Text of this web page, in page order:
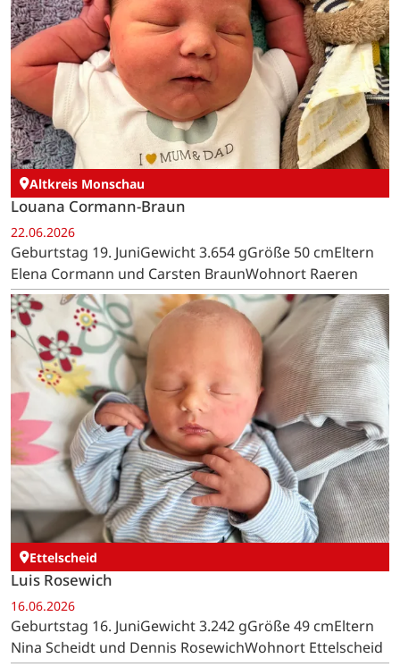
Altkreis Monschau
Louana Cormann-Braun
22.06.2026
Geburtstag 19. JuniGewicht 3.654 gGröße 50 cmEltern
Elena Cormann und Carsten BraunWohnort Raeren
Ettelscheid
Luis Rosewich
16.06.2026
Geburtstag 16. JuniGewicht 3.242 gGröße 49 cmEltern
Nina Scheidt und Dennis RosewichWohnort Ettelscheid